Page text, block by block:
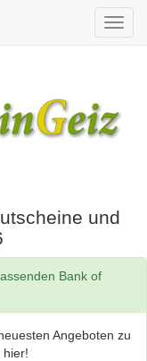
und
Bank of
Angeboten zu
hier!